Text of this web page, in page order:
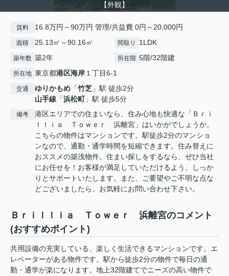
【外観】
賃料 16.8万円～90万円 管理/共益費 0円～20,000円
面積 25.13㎡～90.16㎡ 間取り 1LDK
築年数 築2年 所在階 5階/32階建
所在地 東京都港区海岸１丁目6-1
交通 ゆりかもめ 「竹芝 」駅 徒歩2分
山手線 「浜松町」駅 徒歩5分
備考
港区エリアでの住まいなら、住み心地も快適な「Ｂｒｉ
ｌｌｉａ Ｔｏｗｅｒ 浜離宮」はいかがでしょうか。
こちらの物件はマンションです。駅徒歩2分のマンショ
ンなので、通勤・通学時間を短縮できます。住み替えに
おススメの築浅物件。住まい探しをするなら、ぜひ当社
にお任せを！お客様が満足していただけるよう、しっか
りとサポートいたします。また、ご要望やご不明な点な
どございましたら、お気軽にお問い合わせ下さい。
Ｂｒｉｌｌｉａ Ｔｏｗｅｒ 浜離宮のコメント
(おすすめポイント)
共用設備の充実している、楽しく生活できるマンションです。エ
レベーターがある物件です。駅から徒歩2分の物件で毎日の通
勤・通学が楽になります。地上32階建てでニーズの高い物件で